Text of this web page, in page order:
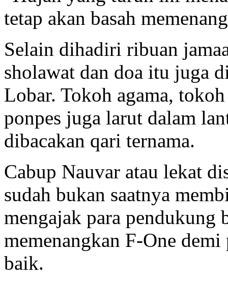
tetap akan basah
Selain dihadiri ribuan
sholawat dan doa itu juga
Lobar. Tokoh agama,
ponpes juga larut dalam
dibacakan qari ternama.
Cabup Nauvar atau lekat
sudah bukan saatnya
mengajak para pendukung
memenangkan F-One
baik.